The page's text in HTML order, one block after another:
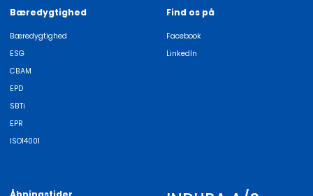
Bæredygtighed
Bæredygtighed
ESG
CBAM
EPD
SBTi
EPR
ISO14001
Find os på
Facebook
LinkedIn